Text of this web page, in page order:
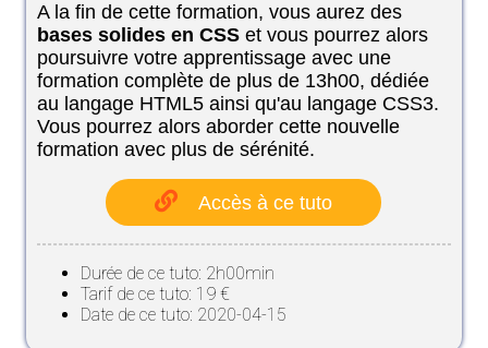
A la fin de cette formation, vous aurez des
bases solides en CSS et vous pourrez alors
poursuivre votre apprentissage avec une
formation complète de plus de 13h00, dédiée
au langage HTML5 ainsi qu'au langage CSS3.
Vous pourrez alors aborder cette nouvelle
formation avec plus de sérénité.
Accès à ce tuto
Durée de ce tuto: 2h00min
Tarif de ce tuto: 19 €
Date de ce tuto: 2020-04-15